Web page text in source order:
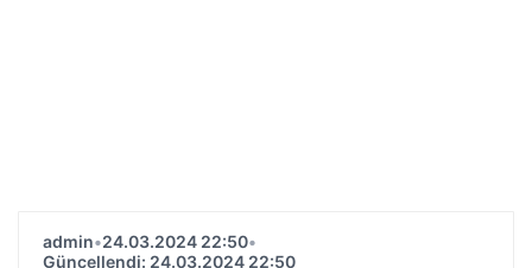
admin•24.03.2024 22:50•
Güncellendi: 24.03.2024 22:50